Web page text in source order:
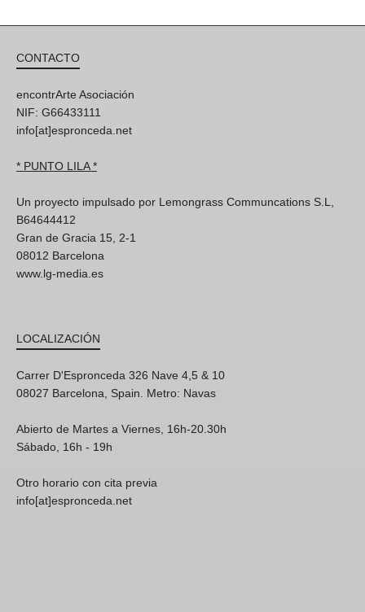
CONTACTO
encontrArte Asociación
NIF: G66433111
info[at]espronceda.net
* PUNTO LILA *
Un proyecto impulsado por Lemongrass Communcations S.L,
B64644412
Gran de Gracia 15, 2-1
08012 Barcelona
www.lg-media.es
LOCALIZACIÓN
Carrer D'Espronceda 326 Nave 4,5 & 10
08027 Barcelona, Spain. Metro: Navas
Abierto de Martes a Viernes, 16h-20.30h
Sábado, 16h - 19h
Otro horario con cita previa
info[at]espronceda.net